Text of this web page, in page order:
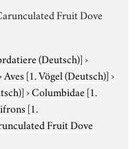
Fruit Dove
(Deutsch)]›
Aves [1. Vögel (Deutsch)]›
›Columbidae [1.
[1.
Fruit Dove